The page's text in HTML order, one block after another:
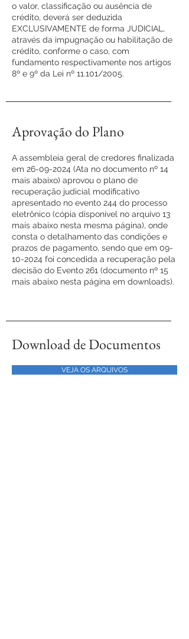
o valor, classificação ou ausência de
crédito, deverá ser deduzida
EXCLUSIVAMENTE de forma JUDICIAL,
através da impugnação ou habilitação de
crédito, conforme o caso, com
fundamento respectivamente nos artigos
8º e 9º da Lei nº 11.101/2005.
Aprovação do Plano
A assembleia geral de credores finalizada
em 26-09-2024 (Ata no documento nº 14
mais abaixo) aprovou o plano de
recuperação judicial modificativo
apresentado no evento 244 do processo
eletrônico (cópia disponível no arquivo 13
mais abaixo nesta mesma página), onde
consta o detalhamento das condições e
prazos de pagamento, sendo que em 09-
10-2024 foi concedida a recuperação pela
decisão do Evento 261 (documento nº 15
mais abaixo nesta página em downloads).
Download de Documentos
VEJA OS ARQUIVOS